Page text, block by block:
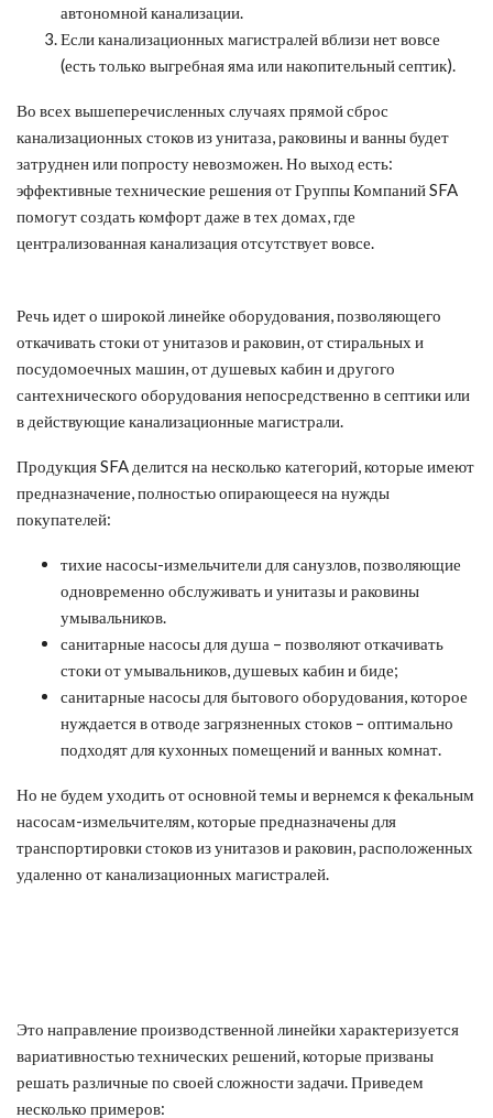
автономной канализации.
Если канализационных магистралей вблизи нет вовсе
(есть только выгребная яма или накопительный септик).
Во всех вышеперечисленных случаях прямой сброс
канализационных стоков из унитаза, раковины и ванны будет
затруднен или попросту невозможен. Но выход есть:
эффективные технические решения от Группы Компаний SFA
помогут создать комфорт даже в тех домах, где
централизованная канализация отсутствует вовсе.
Речь идет о широкой линейке оборудования, позволяющего
откачивать стоки от унитазов и раковин, от стиральных и
посудомоечных машин, от душевых кабин и другого
сантехнического оборудования непосредственно в септики или
в действующие канализационные магистрали.
Продукция SFA делится на несколько категорий, которые имеют
предназначение, полностью опирающееся на нужды
покупателей:
тихие насосы-измельчители для санузлов, позволяющие
одновременно обслуживать и унитазы и раковины
умывальников.
санитарные насосы для душа – позволяют откачивать
стоки от умывальников, душевых кабин и биде;
санитарные насосы для бытового оборудования, которое
нуждается в отводе загрязненных стоков – оптимально
подходят для кухонных помещений и ванных комнат.
Но не будем уходить от основной темы и вернемся к фекальным
насосам-измельчителям, которые предназначены для
транспортировки стоков из унитазов и раковин, расположенных
удаленно от канализационных магистралей.
Это направление производственной линейки характеризуется
вариативностью технических решений, которые призваны
решать различные по своей сложности задачи. Приведем
несколько примеров: